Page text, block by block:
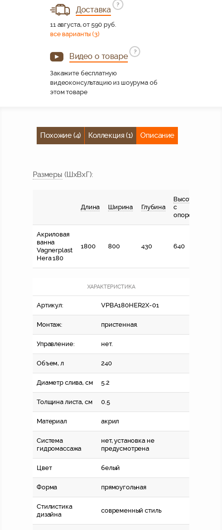
Доставка
?
11 августа, от 590 руб.
все варианты (3)
Видео о товаре
?
Закажите бесплатную
видеоконсультацию из шоурума об
этом товаре
Похожие (4) Коллекция (1) Описание
Размеры (ШхВхГ):
Длина Ширина Глубина
Высота
с
опорой
Акриловая
ванна
Vagnerplast
Hera 180
1800 800 430 640
ХАРАКТЕРИСТИКА
Артикул: VPBA180HER2X-01
Монтаж: пристенная.
Управление: нет.
Объем, л 240
Диаметр слива, см 5.2
Толщина листа, см 0.5
Материал акрил
Система
гидромассажа
нет, установка не
предусмотрена
Цвет белый
Форма прямоугольная
Стилистика
дизайна
современный стиль